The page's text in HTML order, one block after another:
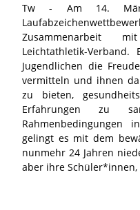
Tw - Am 14.
Zusammenarbeit
Leichtathletik-
Jugendlichen die
vermitteln und ihnen
zu bieten,
Erfahrungen zu
Rahmenbedingungen
gelingt es mit dem
nunmehr 24 Jahren
aber ihre